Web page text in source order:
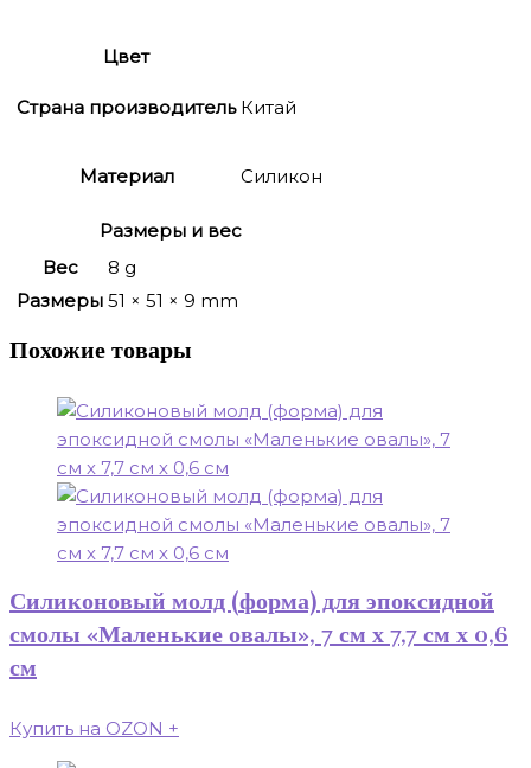
Цвет
Страна производитель Китай
Материал Силикон
Размеры и вес
Вес
8 g
Размеры 51 × 51 × 9 mm
Похожие товары
Силиконовый молд (форма) для эпоксидной
смолы «Маленькие овалы», 7 см х 7,7 см х 0,6
см
Купить на OZON +